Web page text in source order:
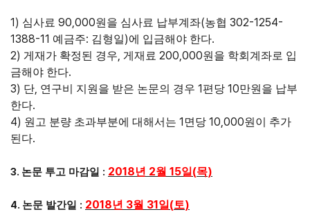
1) 심사료 90,000원을 심사료 납부계좌(농협 302-1254-
1388-11 예금주: 김형일)에 입금해야 한다.
2) 게재가 확정된 경우, 게재료 200,000원을 학회계좌로 입
금해야 한다.
3) 단, 연구비 지원을 받은 논문의 경우 1편당 10만원을 납부
한다.
4) 원고 분량 초과부분에 대해서는 1 면당 10,000원이 추가
된다.
3. 논문 투고 마감일 : 2018년 2월 15일 (목)
4. 논문 발간일 : 2018년 3월 31일 (토)